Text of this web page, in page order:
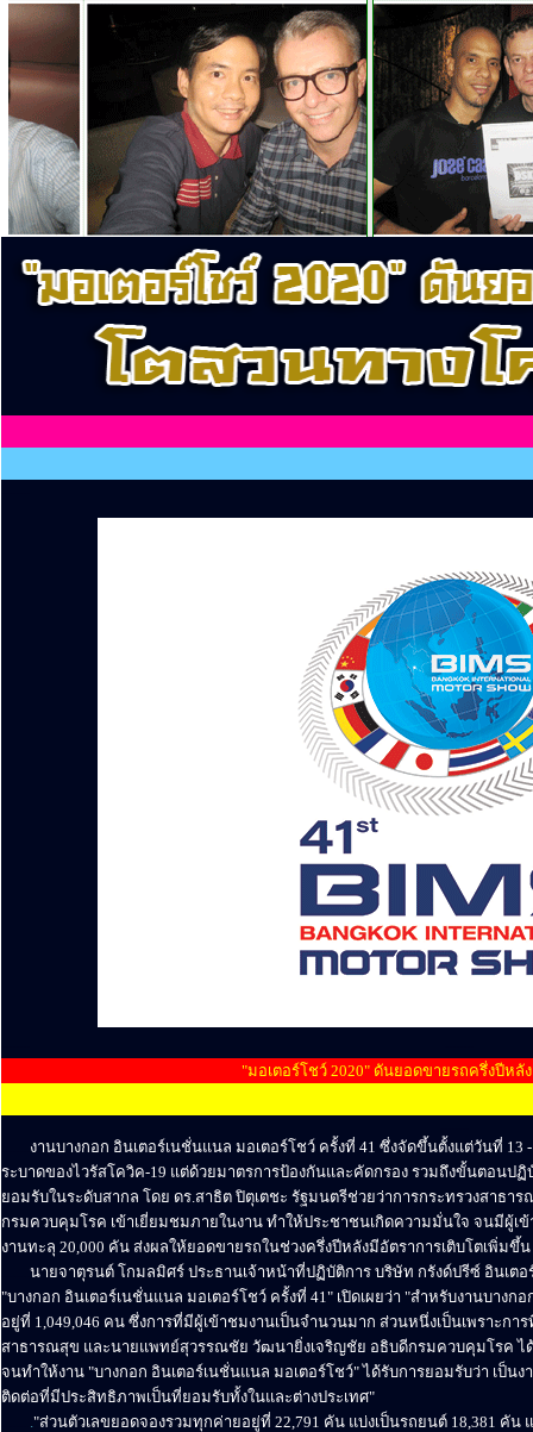
"มอเตอร์โชว์ 2020" ดันยอดขายรถครึ่งปีหลั
งานบางกอก อินเตอร์เนชั่นแนล มอเตอร์โชว์ ครั้งที่ 41 ซึ่งจัดขึ้นตั้งแต่วันที่
ระบาดของไวรัสโควิค-19 แต่ด้วยมาตรการป้องกันและคัดกรอง รวมถึงขั้นตอนป
ยอมรับในระดับสากล โดย ดร.สาธิต ปิตุเตชะ รัฐมนตรีช่วยว่าการกระทรวงสา
กรมควบคุมโรค เข้าเยี่ยมชมภายในงาน ทำให้ประชาชนเกิดความมั่นใจ จนมีผู้เ
งานทะลุ 20,000 คัน ส่งผลให้ยอดขายรถในช่วงครึ่งปีหลังมีอัตราการเติบโตเพิ่มขึ้น
นายจาตุรนต์ โกมลมิศร์ ประธานเจ้าหน้าที่ปฏิบัติการ บริษัท กรังด์ปรีซ์ อินเต
"บางกอก อินเตอร์เนชั่นแนล มอเตอร์โชว์ ครั้งที่ 41" เปิดเผยว่า "สำหรับงานบาง
อยู่ที่ 1,049,046 คน ซึ่งการที่มีผู้เข้าชมงานเป็นจำนวนมาก ส่วนหนึ่งเป็นเพราะกา
สาธารณสุข และนายแพทย์สุวรรณชัย วัฒนายิ่งเจริญชัย อธิบดีกรมควบคุมโรค ไ
จนทำให้งาน "บางกอก อินเตอร์เนชั่นแนล มอเตอร์โชว์" ได้รับการยอมรับว่า เป็น
ติดต่อที่มีประสิทธิภาพเป็นที่ยอมรับทั้งในและต่างประเทศ"
."ส่วนตัวเลขยอดจองรวมทุกค่ายอยู่ที่ 22,791 คัน แบ่งเป็นรถยนต์ 18,381 คัน